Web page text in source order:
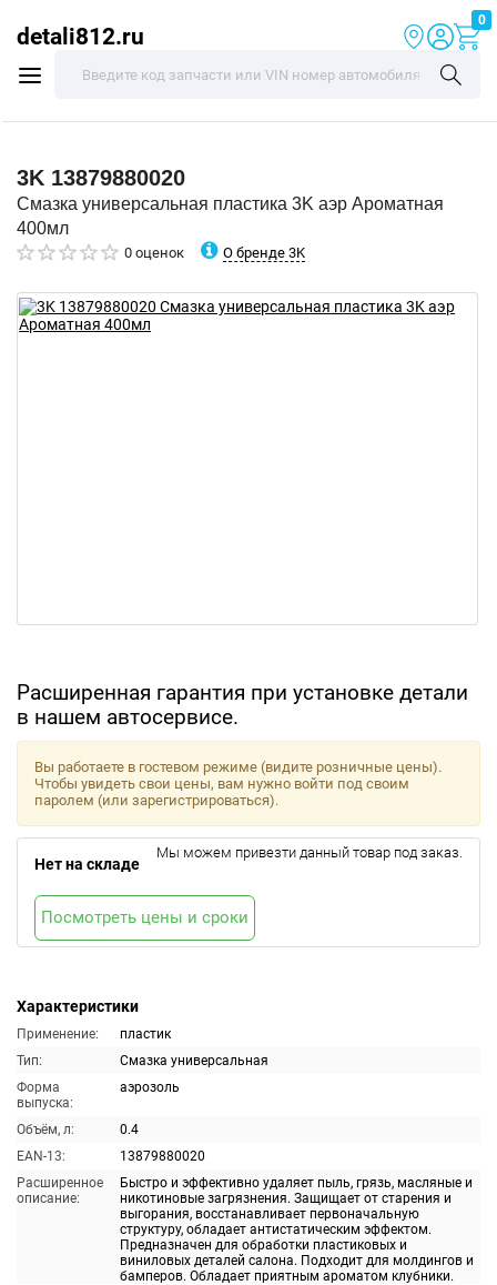
detali812.ru
0
3K 13879880020
Смазка универсальная пластика 3K аэр Ароматная
400мл
0 оценок О бренде 3K
Расширенная гарантия при установке детали
в нашем автосервисе.
Характеристики
Применение:
пластик
Тип:
Смазка универсальная
Форма
выпуска:
аэрозоль
Объём, л:
0.4
EAN-13:
13879880020
Расширенное
описание:
Быстро и эффективно удаляет пыль, грязь, масляные и
никотиновые загрязнения. Защищает от старения и
выгорания, восстанавливает первоначальную
структуру, обладает антистатическим эффектом.
Предназначен для обработки пластиковых и
виниловых деталей салона. Подходит для молдингов и
бамперов. Обладает приятным ароматом клубники.
Вы работаете в гостевом режиме (видите розничные цены).
Чтобы увидеть свои цены, вам нужно войти под своим
паролем (или зарегистрироваться).
Нет на складе
Мы можем привезти данный товар под заказ.
Посмотреть цены и сроки